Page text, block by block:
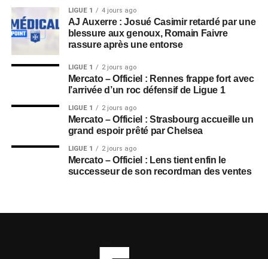
LIGUE 1 4 jours ago
AJ Auxerre : Josué Casimir retardé par une
blessure aux genoux, Romain Faivre
rassure après une entorse
LIGUE 1 2 jours ago
Mercato – Officiel : Rennes frappe fort avec
l’arrivée d’un roc défensif de Ligue 1
LIGUE 1 2 jours ago
Mercato – Officiel : Strasbourg accueille un
grand espoir prêté par Chelsea
LIGUE 1 2 jours ago
Mercato – Officiel : Lens tient enfin le
successeur de son recordman des ventes